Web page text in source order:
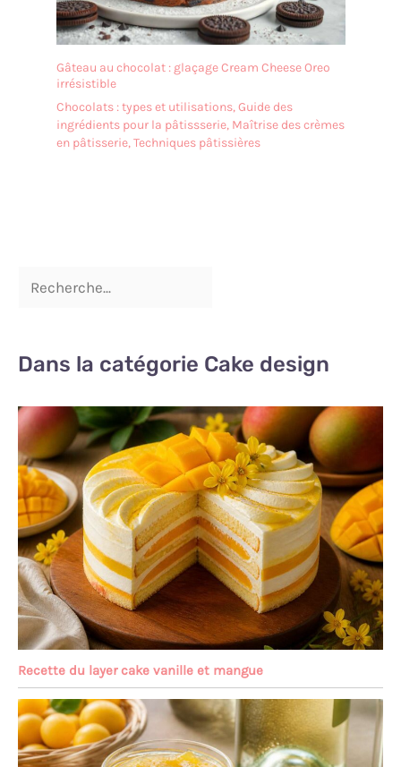
Gâteau au chocolat : glaçage Cream Cheese Oreo
irrésistible
Chocolats : types et utilisations,Guide des
ingrédients pour la pâtissserie, Maîtrise des crèmes
en pâtisserie,Techniques pâtissières
Dans la catégorie Cake design
Recette du layer cake vanille et mangue